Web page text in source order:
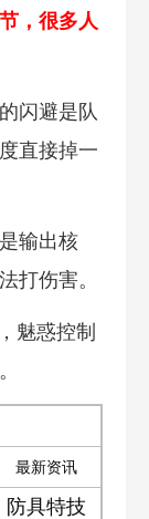
，很多人
闪避是队
直接掉一
输出核
打伤害。
魅惑控制
最新资讯
防具特技